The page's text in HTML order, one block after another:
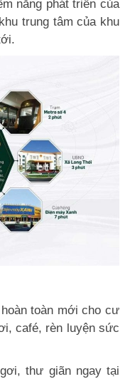
năng phát triển của
trung tâm của khu
toàn mới cho cư
café, rèn luyện sức
thư giãn ngay tại